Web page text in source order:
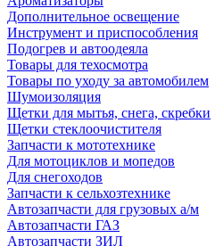
Дополнительное освещение
Инструмент и приспособления
Подогрев и автоодеяла
Товары для техосмотра
Товары по уходу за автомобилем
Шумоизоляция
Щетки для мытья, снега, скребки
Щетки стеклоочистителя
Запчасти к мототехнике
Для мотоциклов и мопедов
Для снегоходов
Запчасти к сельхозтехнике
Автозапчасти для грузовых а/м
Автозапчасти ГАЗ
Автозапчасти ЗИЛ